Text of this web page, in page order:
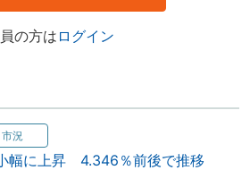
の方はログイン
幅に上昇 4.346％前後で推移